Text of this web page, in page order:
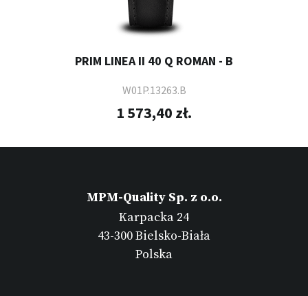
PRIM LINEA II 40 Q ROMAN - B
W01P.13263.B
1 573,40 zł.
MPM-Quality Sp. z o.o.
Karpacka 24
43-300 Bielsko-Biała
Polska